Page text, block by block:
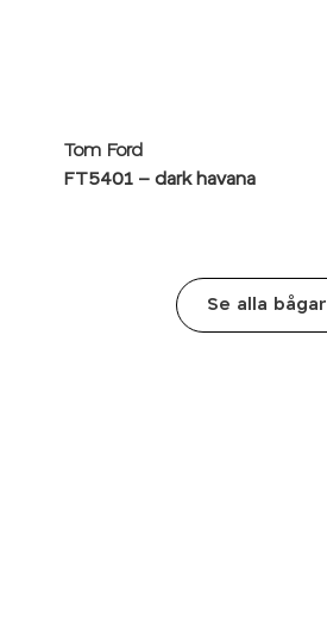
Tom Ford
FT5401 – dark havana
Se alla bågar